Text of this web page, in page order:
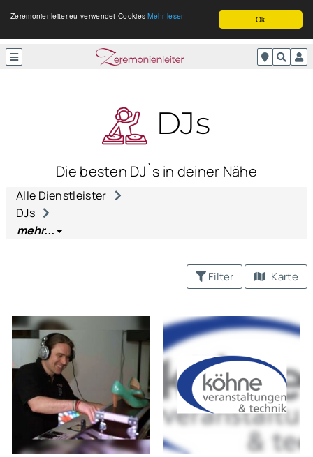
Ok
Zeremonienleiter.eu verwendet CookiesMehr lesen
DJs
Die besten DJ`s in deiner Nähe
Alle Dienstleister
DJs
mehr...
Filter Karte